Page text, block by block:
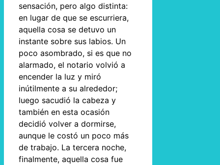
sensación, pero algo distinta:
en lugar de que se escurriera,
aquella cosa se detuvo un
instante sobre sus labios. Un
poco asombrado, si es que no
alarmado, el notario volvió a
encender la luz y miró
inútilmente a su alrededor;
luego sacudió la cabeza y
también en esta ocasión
decidió volver a dormirse,
aunque le costó un poco más
de trabajo. La tercera noche,
finalmente, aquella cosa fue